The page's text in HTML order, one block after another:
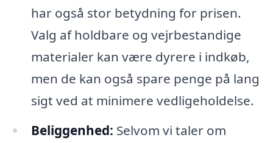
har også stor betydning for prisen.
Valg af holdbare og vejrbestandige
materialer kan være dyrere i indkøb,
men de kan også spare penge på lang
sigt ved at minimere vedligeholdelse.
Beliggenhed: Selvom vi taler om